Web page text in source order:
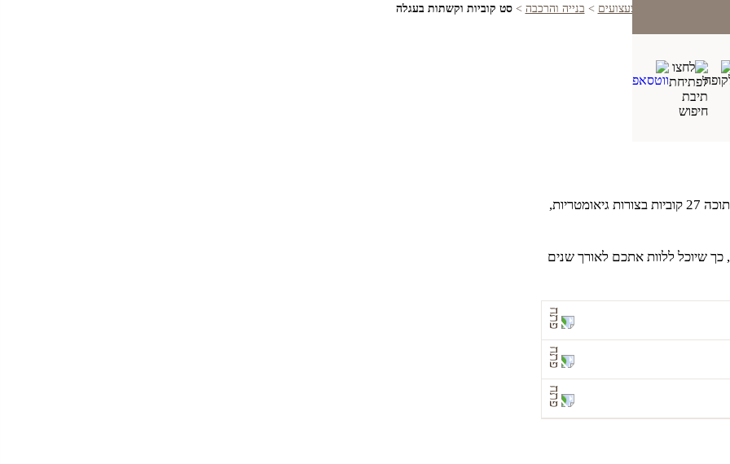
צעצועים > בנייה והרכבה >סט קוביות וקשתות בעגלה
העגלה הלבנה עם גלגלי העץ כוללת בתוכה 27 קוביות בצורות גיאומטריות,
כך שיוכל ללוות אתכם לאורך שנים